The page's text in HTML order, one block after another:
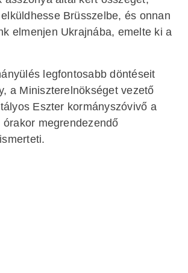
Brüsszelbe, és onnan
elmenjen Ukrajnába, emelte ki a
legfontosabb döntéseit
a Miniszterelnökséget vezető
Eszter kormányszóvivő a
megrendezendő